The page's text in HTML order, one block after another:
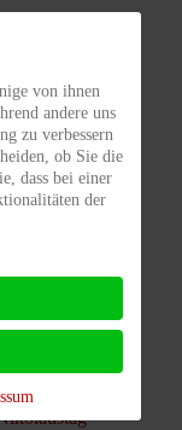
von ihnen
andere uns
zu verbessern
ob Sie die
dass bei einer
der